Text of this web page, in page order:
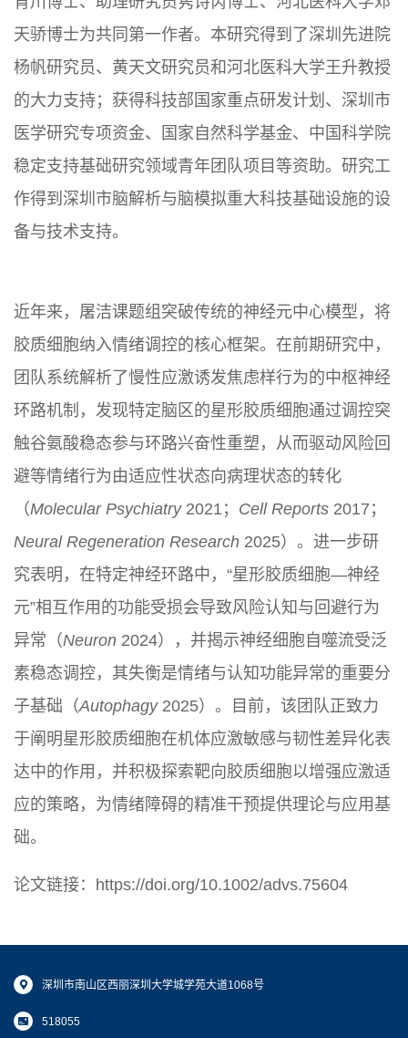
天骄博士为共同第一作者。本研究得到了深圳先进院
杨帆研究员、黄天文研究员和河北医科大学王升教授
的大力支持；获得科技部国家重点研发计划、深圳市
医学研究专项资金、国家自然科学基金、中国科学院
稳定支持基础研究领域青年团队项目等资助。研究工
作得到深圳市脑解析与脑模拟重大科技基础设施的设
备与技术支持。
近年来，屠洁课题组突破传统的神经元中心模型，将
胶质细胞纳入情绪调控的核心框架。在前期研究中，
团队系统解析了慢性应激诱发焦虑样行为的中枢神经
环路机制，发现特定脑区的星形胶质细胞通过调控突
触谷氨酸稳态参与环路兴奋性重塑，从而驱动风险回
避等情绪行为由适应性状态向病理状态的转化
（Molecular Psychiatry 2021； Cell Reports 2017；
Neural Regeneration Research 2025）。进一步研
究表明，在特定神经环路中，“星形胶质细胞—神经
元”相互作用的功能受损会导致风险认知与回避行为
异常（Neuron 2024），并揭示神经细胞自噬流受泛
素稳态调控，其失衡是情绪与认知功能异常的重要分
子基础（Autophagy 2025）。目前，该团队正致力
于阐明星形胶质细胞在机体应激敏感与韧性差异化表
达中的作用，并积极探索靶向胶质细胞以增强应激适
应的策略，为情绪障碍的精准干预提供理论与应用基
础。
论文链接： https://doi.org/10.1002/advs.75604
深圳市南山区西丽深圳大学城学苑大道1068号
518055